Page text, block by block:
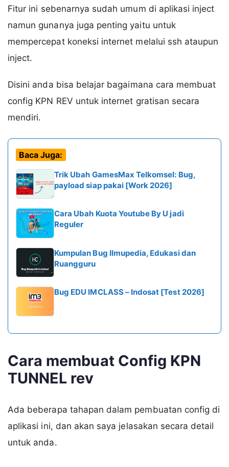
Fitur ini sebenarnya sudah umum di aplikasi inject
namun gunanya juga penting yaitu untuk
mempercepat koneksi internet melalui ssh ataupun
inject.
Disini anda bisa belajar bagaimana cara membuat
config KPN REV untuk internet gratisan secara
mendiri.
Baca Juga:
Trik Ubah GamesMax Telkomsel: Bug,
payload siap pakai [Work 2026]
Cara Ubah Kuota Youtube By U jadi
Reguler
Kumpulan Bug Ilmupedia, Edukasi dan
Ruangguru
Bug EDU IMCLASS – Indosat [Test 2026]
Cara membuat Config KPN
TUNNEL rev
Ada beberapa tahapan dalam pembuatan config di
aplikasi ini, dan akan saya jelasakan secara detail
untuk anda.